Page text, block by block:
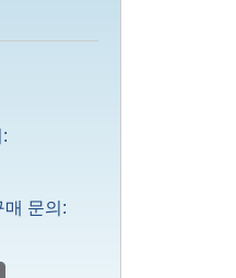
매 문의: